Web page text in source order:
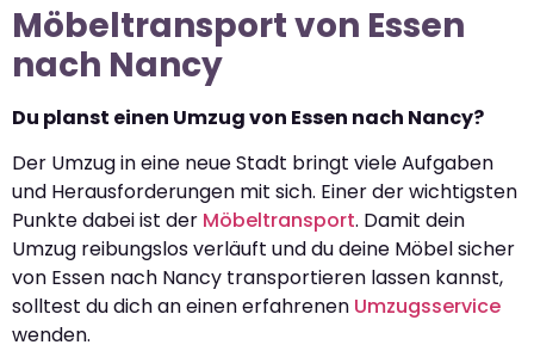
Möbeltransport von Essen
nach Nancy
Du planst einen Umzug von Essen nach Nancy?
Der Umzug in eine neue Stadt bringt viele Aufgaben
und Herausforderungen mit sich. Einer der wichtigsten
Punkte dabei ist der Möbeltransport. Damit dein
Umzug reibungslos verläuft und du deine Möbel sicher
von Essen nach Nancy transportieren lassen kannst,
solltest du dich an einen erfahrenen Umzugsservice
wenden.